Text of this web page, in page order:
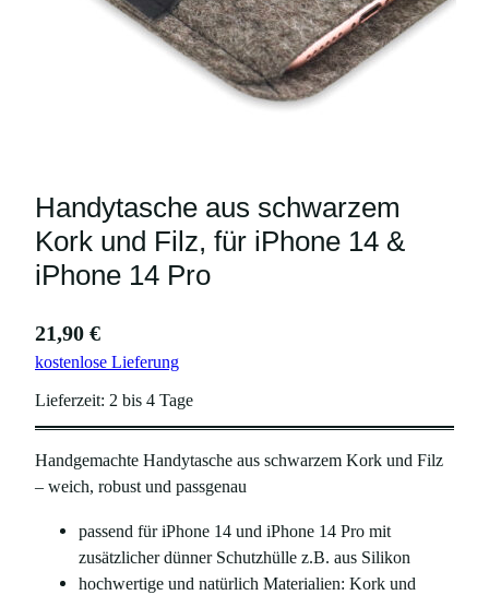
Handytasche aus schwarzem
Kork und Filz, für iPhone 14 &
iPhone 14 Pro
21,90 €
kostenlose Lieferung
Lieferzeit: 2 bis 4 Tage
Handgemachte Handytasche aus schwarzem Kork und Filz
– weich, robust und passgenau
passend für iPhone 14 und iPhone 14 Pro mit
zusätzlicher dünner Schutzhülle z.B. aus Silikon
hochwertige und natürlich Materialien: Kork und